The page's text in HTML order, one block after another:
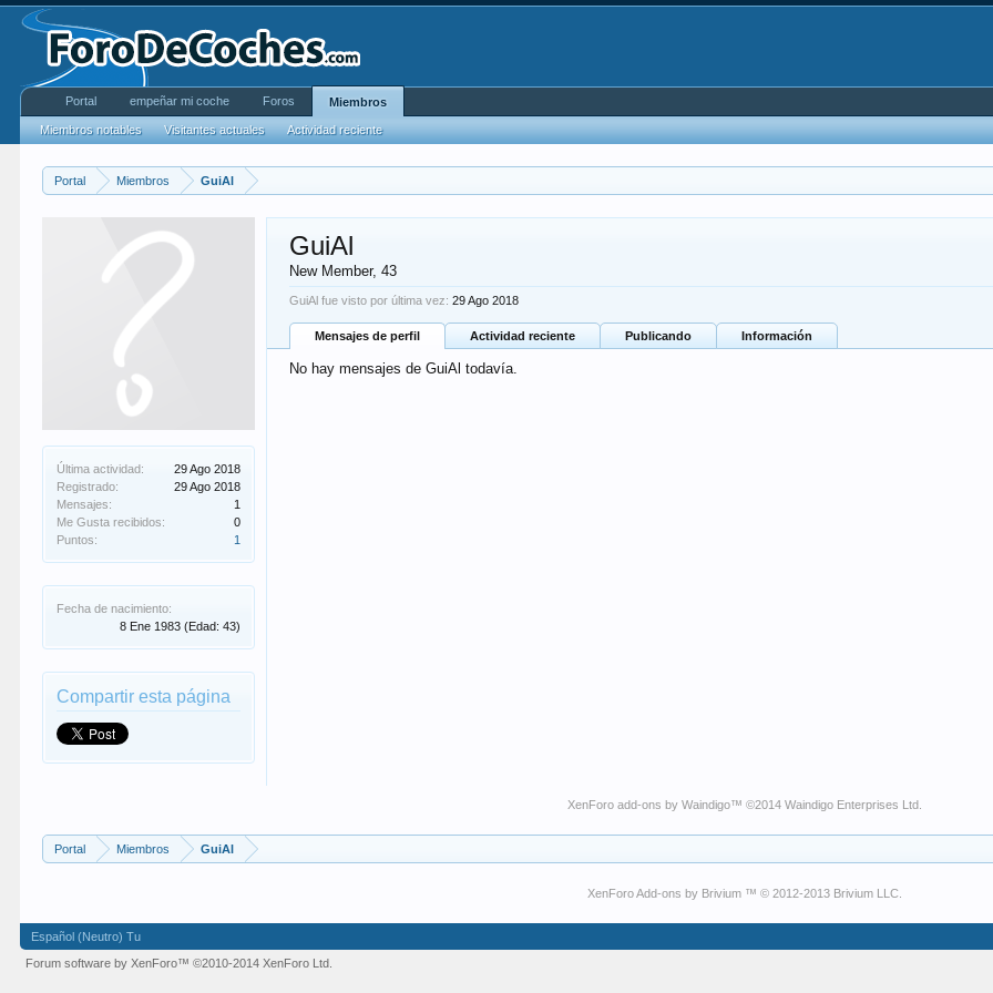
Portal Miembros GuiAl
Última actividad:
29 Ago 2018
Registrado:
29 Ago 2018
Mensajes:
1
Me Gusta recibidos:
0
Puntos:
1
Fecha de nacimiento:
8 Ene 1983 (Edad: 43)
Compartir esta página
GuiAl
New Member, 43
GuiAl fue visto por última vez: 29 Ago 2018
Mensajes de perfil Actividad reciente Publicando Información
No hay mensajes de GuiAl todavía.
XenForo add-ons by Waindigo™ ©2014 Waindigo Enterprises Ltd
Portal Miembros GuiAl
XenForo Add-ons by Brivium ™ © 2012-2013 Brivium LLC.
Portal empeñar mi coche Foros Miembros
Miembros notables Visitantes actuales Actividad reciente
Español (Neutro) Tu
Forum software by XenForo™©2010-2014 XenForo Ltd.